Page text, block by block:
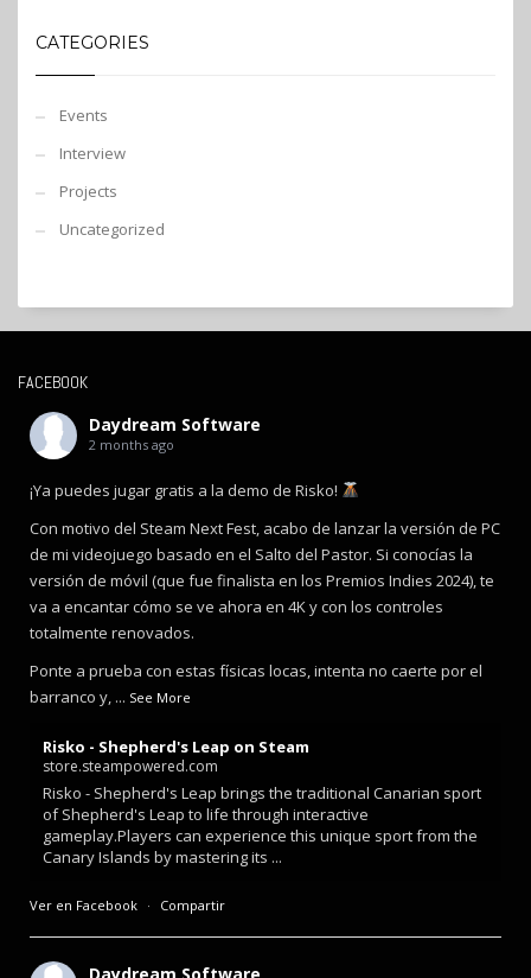
CATEGORIES
Events
Interview
Projects
Uncategorized
FACEBOOK
Daydream Software
2 months ago
¡Ya puedes jugar gratis a la demo de Risko!
Con motivo del Steam Next Fest, acabo de lanzar la versión de PC
de mi videojuego basado en el Salto del Pastor. Si conocías la
versión de móvil (que fue finalista en los Premios Indies 2024), te
va a encantar cómo se ve ahora en 4K y con los controles
totalmente renovados.
Ponte a prueba con estas físicas locas, intenta no caerte por el
barranco y, ... See More
Risko - Shepherd's Leap on Steam
store.steampowered.com
Risko - Shepherd's Leap brings the traditional Canarian sport
of Shepherd's Leap to life through interactive
gameplay.Players can experience this unique sport from the
Canary Islands by mastering its ...
Ver en Facebook · Compartir